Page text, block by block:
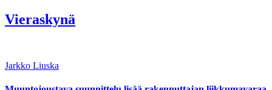
Vieraskynä
Jarkko Liuska